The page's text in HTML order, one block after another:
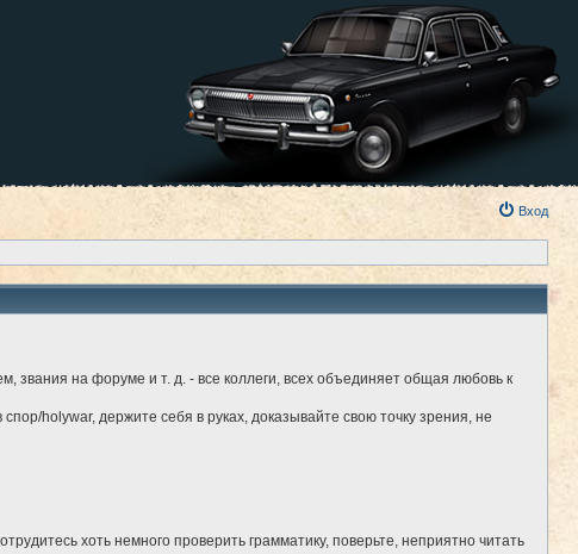
Вход
звания на форуме и т. д. - все коллеги, всех объединяет общая любовь к
holywar, держите себя в руках, доказывайте свою точку зрения, не
хоть немного проверить грамматику, поверьте, неприятно читать